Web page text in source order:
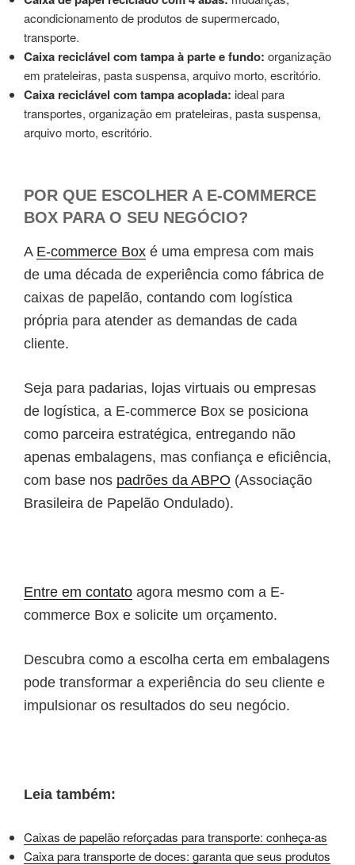
acondicionamento de produtos de supermercado,
transporte.
Caixa reciclável com tampa à parte e fundo: organização
em prateleiras, pasta suspensa, arquivo morto, escritório.
Caixa reciclável com tampa acoplada: ideal para
transportes, organização em prateleiras, pasta suspensa,
arquivo morto, escritório.
POR QUE ESCOLHER A E-COMMERCE
BOX PARA O SEU NEGÓCIO?
A E-commerce Box é uma empresa com mais
de uma década de experiência como fábrica de
caixas de papelão, contando com logística
própria para atender as demandas de cada
cliente.
Seja para padarias, lojas virtuais ou empresas
de logística, a E-commerce Box se posiciona
como parceira estratégica, entregando não
apenas embalagens, mas confiança e eficiência,
com base nos padrões da ABPO (Associação
Brasileira de Papelão Ondulado).
Entre em contato agora mesmo com a E-
commerce Box e solicite um orçamento.
Descubra como a escolha certa em embalagens
pode transformar a experiência do seu cliente e
impulsionar os resultados do seu negócio.
Leia também:
Caixas de papelão reforçadas para transporte: conheça-as
Caixa para transporte de doces: garanta que seus produtos